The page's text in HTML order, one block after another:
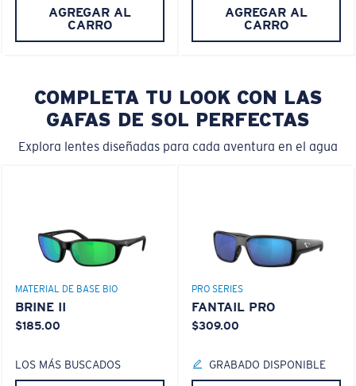
AGREGAR AL
CARRO
AGREGAR AL
CARRO
COMPLETA TU LOOK CON LAS
GAFAS DE SOL PERFECTAS
Explora lentes diseñadas para cada aventura en el agua
MATERIAL DE BASE BIO
BRINE II
$185.00
LOS MÁS BUSCADOS
PRO SERIES
FANTAIL PRO
$309.00
GRABADO DISPONIBLE